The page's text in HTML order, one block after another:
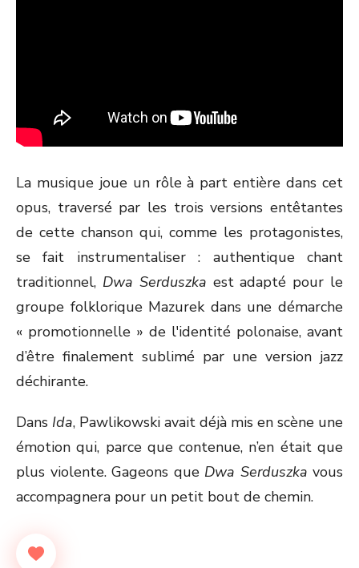
La musique joue un rôle à part entière dans cet
opus, traversé par les trois versions entêtantes
de cette chanson qui, comme les protagonistes,
se fait instrumentaliser : authentique chant
traditionnel, Dwa Serduszka est adapté pour le
groupe folklorique Mazurek dans une démarche
« promotionnelle » de l'identité polonaise, avant
d’être finalement sublimé par une version jazz
déchirante.
Dans Ida, Pawlikowski avait déjà mis en scène une
émotion qui, parce que contenue, n’en était que
plus violente. Gageons que Dwa Serduszka vous
accompagnera pour un petit bout de chemin.